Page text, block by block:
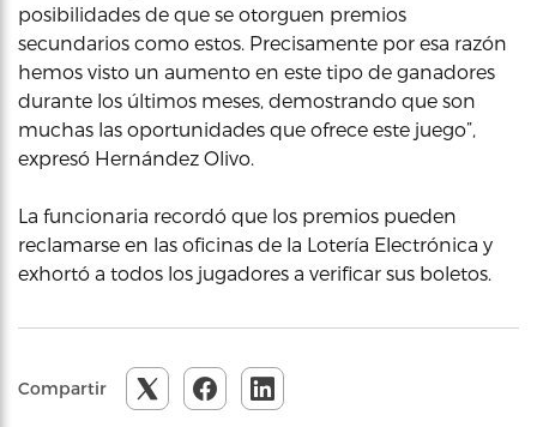
posibilidades de que se otorguen premios
secundarios como estos. Precisamente por esa razón
hemos visto un aumento en este tipo de ganadores
durante los últimos meses, demostrando que son
muchas las oportunidades que ofrece este juego”,
expresó Hernández Olivo.
La funcionaria recordó que los premios pueden
reclamarse en las oficinas de la Lotería Electrónica y
exhortó a todos los jugadores a verificar sus boletos.
Compartir